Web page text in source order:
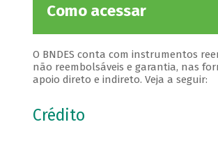
Como acessar
O BNDES conta com instrumentos
não reembolsáveis e garantia, nas
apoio direto e indireto. Veja a seguir:
Crédito